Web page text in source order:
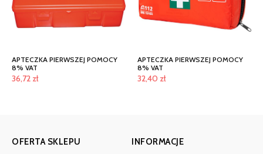
APTECZKA PIERWSZEJ POMOCY
8% VAT
36,72 zł
APTECZKA PIERWSZEJ POMOCY
8% VAT
32,40 zł
OFERTA SKLEPU INFORMACJE